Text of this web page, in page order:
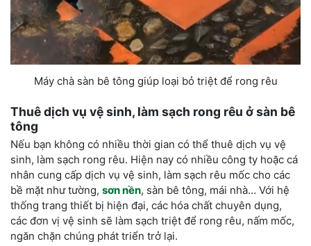
Máy chà sàn bê tông giúp loại bỏ triệt để rong rêu
Thuê dịch vụ vệ sinh, làm sạch rong rêu ở sàn bê
tông
Nếu bạn không có nhiều thời gian có thể thuê dịch vụ vệ
sinh, làm sạch rong rêu. Hiện nay có nhiều công ty hoặc cá
nhân cung cấp dịch vụ vệ sinh, làm sạch rêu mốc cho các
bề mặt như tường, sơn nền, sàn bê tông, mái nhà… Với hệ
thống trang thiết bị hiện đại, các hóa chất chuyên dụng,
các đơn vị vệ sinh sẽ làm sạch triệt để rong rêu, nấm mốc,
ngăn chặn chúng phát triển trở lại.